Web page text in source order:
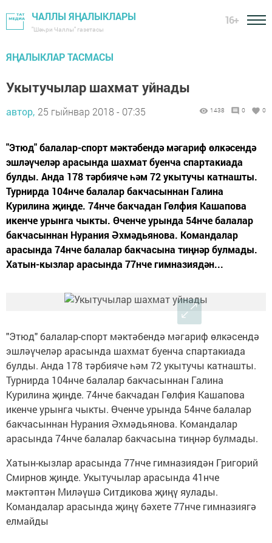
ЧАЛЛЫ ЯҢАЛЫКЛАРЫ
"Шәһри Чаллы" газетасы
16+
ЯҢАЛЫКЛАР ТАСМАСЫ
Укытучылар шахмат уйнады
автор, 25 гыйнвар 2018 - 07:35 1438 0 0
"Этюд" балалар-спорт мәктәбендә мәгариф өлкәсендә
эшләүчеләр арасында шахмат буенча спартакиада
булды. Анда 178 тәрбияче һәм 72 укытучы катнашты.
Турнирда 104нче балалар бакчасыннан Галина
Курилина җиңде. 74нче бакчадан Гөлфия Кашапова
икенче урынга чыкты. Өченче урында 54нче балалар
бакчасыннан Нурания Әхмәдьянова. Командалар
арасында 74нче балалар бакчасына тиңнәр булмады.
Хатын-кызлар арасында 77нче гимназиядән...
"Этюд" балалар-спорт мәктәбендә мәгариф өлкәсендә
эшләүчеләр арасында шахмат буенча спартакиада
булды. Анда 178 тәрбияче һәм 72 укытучы катнашты.
Турнирда 104нче балалар бакчасыннан Галина
Курилина җиңде. 74нче бакчадан Гөлфия Кашапова
икенче урынга чыкты. Өченче урында 54нче балалар
бакчасыннан Нурания Әхмәдьянова. Командалар
арасында 74нче балалар бакчасына тиңнәр булмады.
Хатын-кызлар арасында 77нче гимназиядән Григорий
Смирнов җиңде. Укытучылар арасында 41нче
мәктәптән Миләүшә Ситдикова җиңү яулады.
Командалар арасында җиңү бәхете 77нче гимназиягә
елмайды